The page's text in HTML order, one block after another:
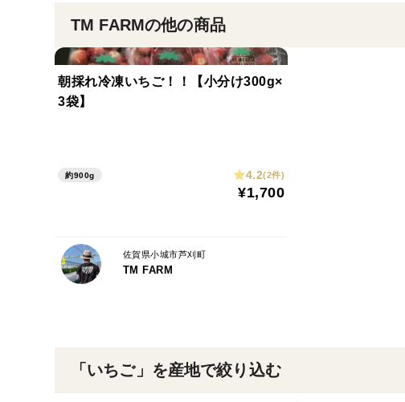
「いちご」を産地で絞り込む
TM FARMの他の商品
朝採れ冷凍いちご！！【小分け300g×
3袋】
約900g 4.2(2件)
¥1,700
佐賀県小城市芦刈町
TM FARM